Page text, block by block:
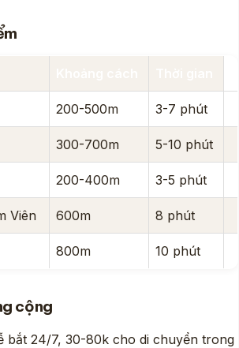
200-500m 3-7 phút
300-700m 5-10 phút
200-400m 3-5 phút
Viên 600m 8 phút
800m 10 phút
cộng
bắt 24/7, 30-80k cho di chuyển trong